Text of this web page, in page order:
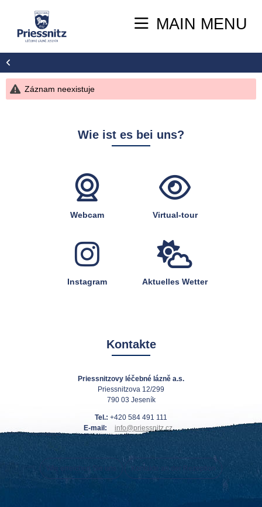
MAIN MENU
Záznam neexistuje
Wie ist es bei uns?
Webcam Virtual-tour
Instagram Aktuelles Wetter
Kontakte
Priessnitzovy léčebné lázně a.s.
Priessnitzova 12/299
790 03 Jeseník
Tel.: +420 584 491 111
E-mail:
info@priessnitz.cz
Wie erreichen Sie uns Kontakte an der Rezeption